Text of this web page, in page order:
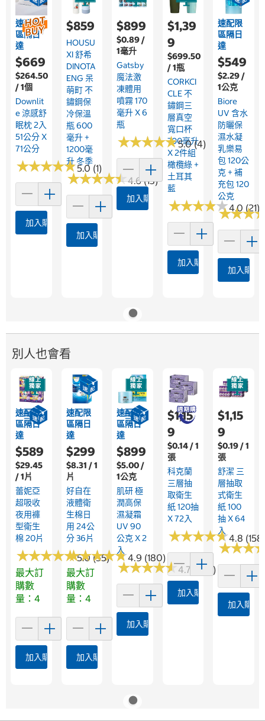
速配限
區隔日
達
$669
$264.50
/ 1個
Downlit
E 涼感舒
眠枕 2入
51公分 X
71公分
★★★★★
★★★★★5.0 (1)
加入購物車
$859
HOUSU
XI 舒希
DINOTA
ENG 呆
萌町 不
鏽鋼保
冷保溫
瓶 600
毫升 +
1200毫
升 冬季
★★★★★
★★★★★4.6 (13)
加入購物車
$899
$0.89 /
1毫升
Gatsby
魔法激
凍體用
噴霧 170
毫升 X 6
瓶
★★★★★
★★★★★5.0 (4)
加入購物車
$1,39
9
$699.50
/ 1瓶
CORKCI
CLE 不
鏽鋼三
層真空
寬口杯
700毫升
X 2件組
橄欖綠 +
土耳其
藍
★★★★★
★★★★★4.0 (21)
加入購物車
速配限
區隔日
達
$549
$2.29 /
1公克
Biore
UV 含水
防曬保
濕水凝
乳樂易
包 120公
克 + 補
充包 120
公克
★★★
★★★
加入購物
別人也會看
速配限
區隔日
達
$589
$29.45
/ 1片
蕾妮亞
超吸收
夜用褲
型衛生
棉 20片
★★★★★
★★★★★5.0 (55)
最大訂
購數
量：4
加入購物車
速配限
區隔日
達
$299
$8.31 / 1
片
好自在
液體衛
生棉日
用 24公
分 36片
★★★★★
★★★★★4.9 (180)
最大訂
購數
量：4
加入購物車
速配限
區隔日
達
$899
$5.00 /
1公克
肌研 極
潤高保
濕凝霜
UV 90
公克 X 2
入
★★★★★
★★★★★4.7 (433)
加入購物車
$1,15
9
$0.14 / 1
張
科克蘭
三層抽
取衛生
紙 120抽
X 72入
★★★★★
★★★★★4.8
加入購物車
$1,15
9
$0.19 / 1
張
舒潔 三
層抽取
式衛生
紙 100
抽 X 64
入
★★★
★★★
加入購物